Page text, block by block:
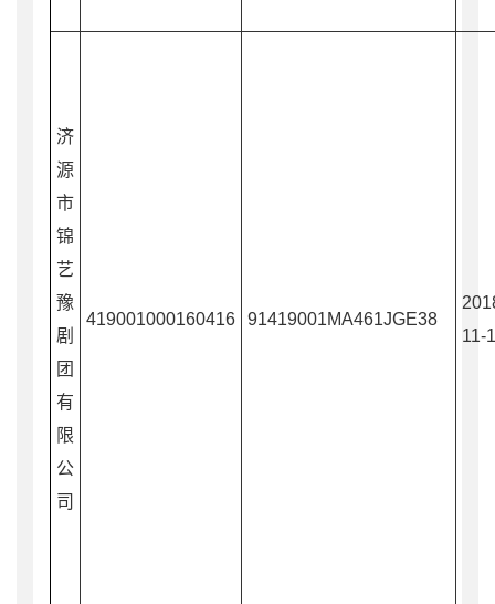
济
源
市
锦
艺
豫
剧
团
有
限
公
司
419001000160416 91419001MA461JGE38
11-